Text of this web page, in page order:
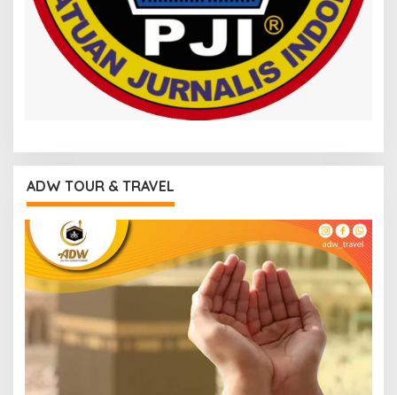
ADW TOUR & TRAVEL